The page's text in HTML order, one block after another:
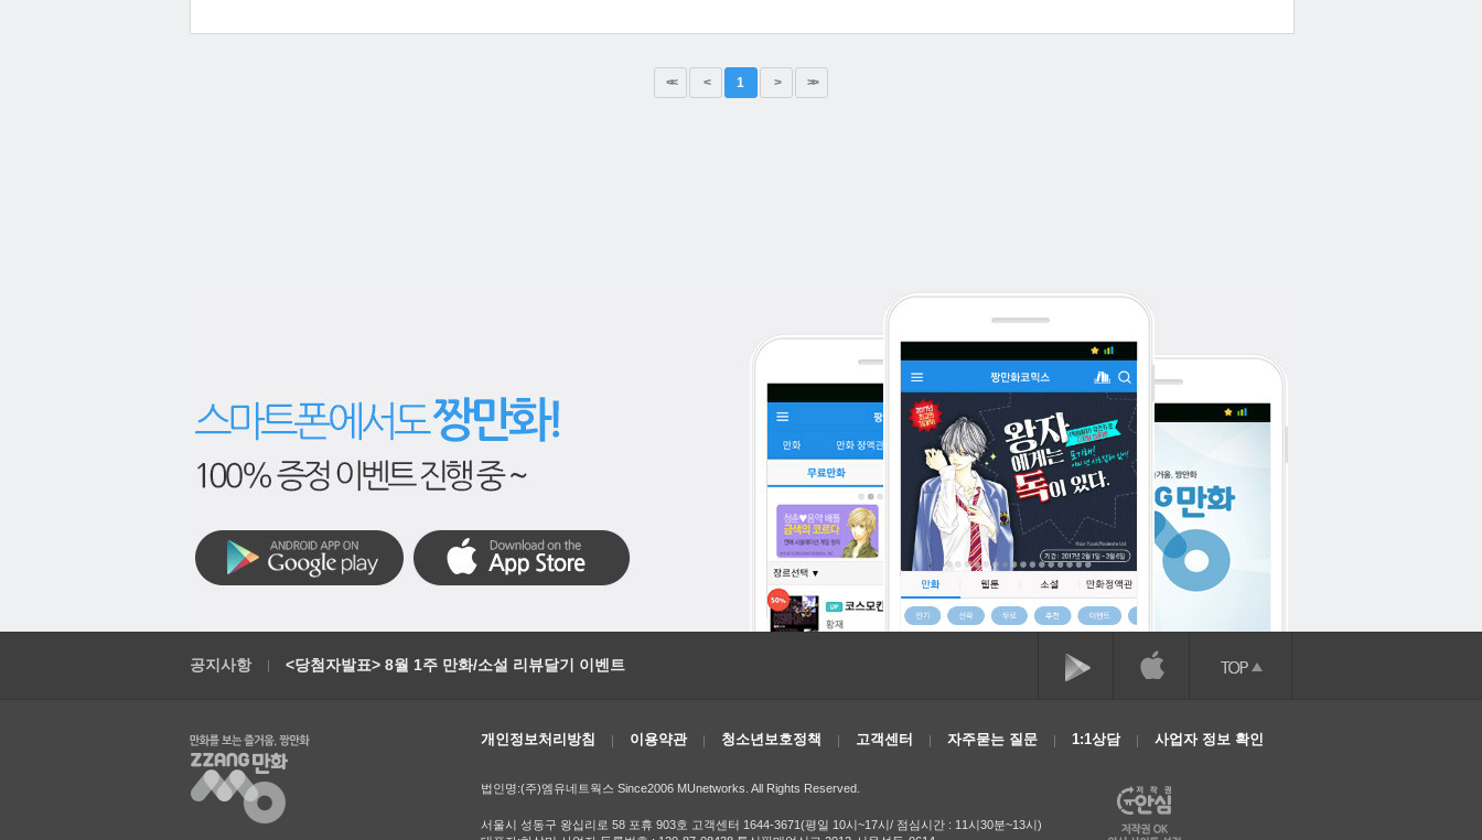
<< < 1 > >>
공지사항 <당첨자발표> 8월 1주 만화/소설 리뷰달기 이벤트
개인정보처리방침 이용약관 청소년보호정책 고객센터 자주묻는 질문 1:1상담 사업자 정보 확인
법인명:(주)엠유네트웍스 Since2006 MUnetworks. All Rights Reserved.
서울시 성동구 왕십리로 58 포휴 903호 고객센터 1644-3671(평일 10시~17시/ 점심시간 : 11시30분~13시)